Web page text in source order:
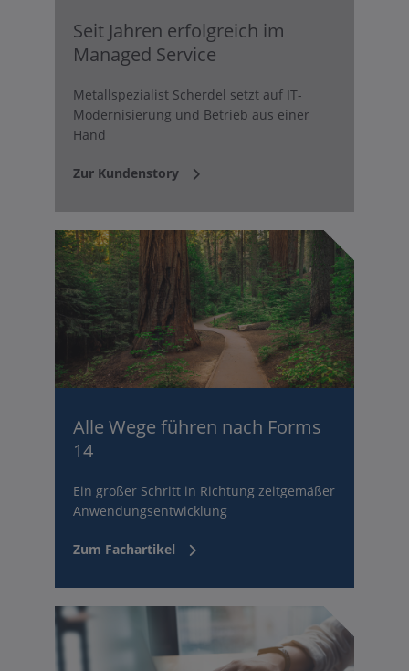
Seit Jahren erfolgreich im
Managed Service
Metallspezialist Scherdel setzt auf IT-
Modernisierung und Betrieb aus einer
Hand
Zur Kundenstory
Alle Wege führen nach Forms
14
Ein großer Schritt in Richtung zeitgemäßer
Anwendungsentwicklung
Zum Fachartikel